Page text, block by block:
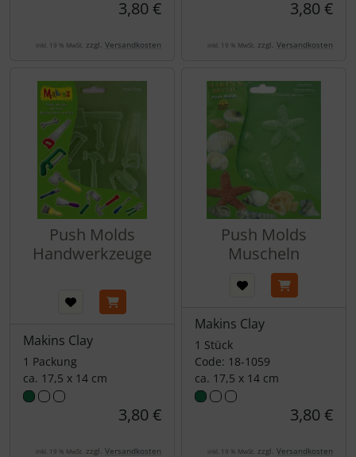
3,80 €
inkl. 19 % MwSt. zzgl. Versandkosten
3,80 €
inkl. 19 % MwSt. zzgl. Versandkosten
Push Molds
Handwerkzeuge
Makins Clay
1 Packung
ca. 17,5 x 14 cm
3,80 €
inkl. 19 % MwSt. zzgl. Versandkosten
Push Molds
Muscheln
Makins Clay
1 Stück
Code: 18-1059
ca. 17,5 x 14 cm
3,80 €
inkl. 19 % MwSt. zzgl. Versandkosten